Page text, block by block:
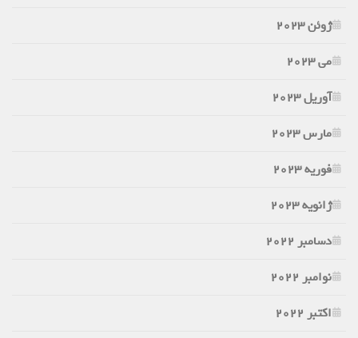
ژوئن 2023
می 2023
آوریل 2023
مارس 2023
فوریه 2023
ژانویه 2023
دسامبر 2022
نوامبر 2022
اکتبر 2022